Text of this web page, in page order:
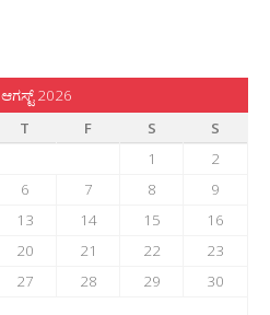
ಆಗಸ್ಟ್ 2026
T F S
S
1
2
6 7 8
9
13 14 15
16
20 21 22
23
27 28 29
30